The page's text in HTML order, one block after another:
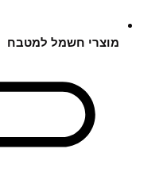
מוצרי חשמל למטבח